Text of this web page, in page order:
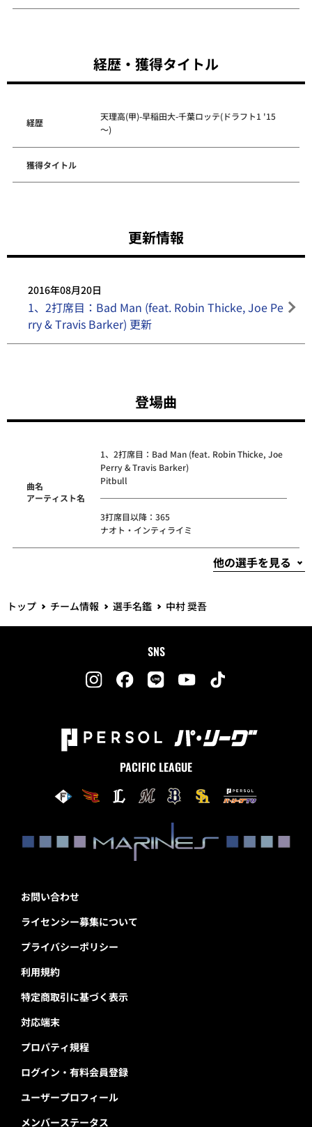
経歴・獲得タイトル
経歴
天理高(甲)-早稲田大-千葉ロッテ(ドラフト1 '15
～)
獲得タイトル
更新情報
2016年08月20日
1、2打席目：Bad Man (feat. Robin Thicke, Joe Pe
rry & Travis Barker) 更新
登場曲
曲名
アーティスト名
1、2打席目：Bad Man (feat. Robin Thicke, Joe
Perry & Travis Barker)
Pitbull
3打席目以降：365
ナオト・インティライミ
トップ チーム情報 選手名鑑 中村 奨吾
SNS
PACIFIC LEAGUE
お問い合わせ
ライセンシー募集について
プライバシーポリシー
利用規約
特定商取引に基づく表示
対応端末
プロパティ規程
ログイン・有料会員登録
ユーザープロフィール
メンバーステータス